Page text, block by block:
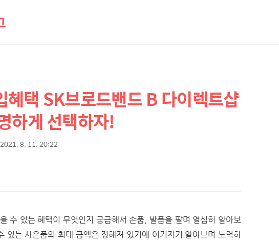
혜택 SK브로드밴드 B 다이렉트샵
하게 선택하자!
2021. 8. 11. 20:22
수 있는 혜택이 무엇인지 궁금해서 손품, 발품을 팔며 열심히 알아보
있는 사은품의 최대 금액은 정해져 있기에 여기저기 알아보며 노력하